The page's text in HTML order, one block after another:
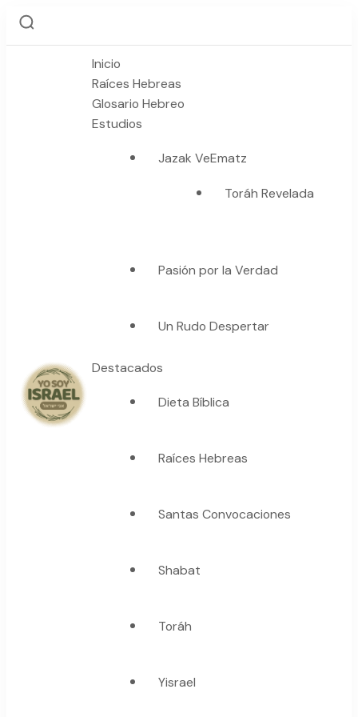
"La suma de tu palabra, es verdad"
Inicio
Raíces Hebreas
Glosario Hebreo
Estudios
Jazak VeEmatz
Toráh Revelada
Pasión por la Verdad
Un Rudo Despertar
Destacados
Dieta Bíblica
Raíces Hebreas
Santas Convocaciones
Shabat
Toráh
Yisrael